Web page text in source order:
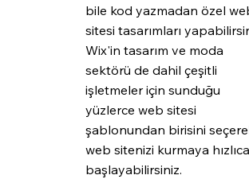
bile kod yazmadan özel
sitesi tasarımları
Wix'in tasarım ve moda
sektörü de dahil çeşitli
işletmeler için sunduğu
yüzlerce web sitesi
şablonundan birisini
web sitenizi kurmaya hızlıca
başlayabilirsiniz.